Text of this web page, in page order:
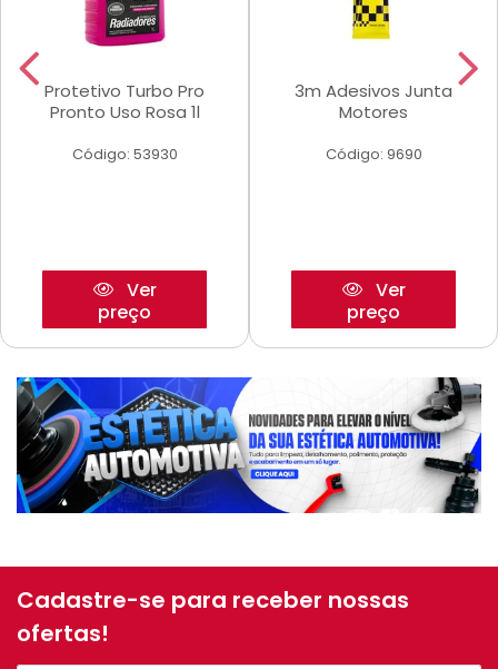
Protetivo Turbo Pro
Pronto Uso Rosa 1l
Código: 53930
Ver
preço
3m Adesivos Junta
Motores
Código: 9690
Ver
preço
Cadastre-se para receber nossas
ofertas!